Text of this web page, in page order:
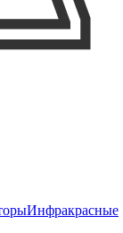
Инфракрасные